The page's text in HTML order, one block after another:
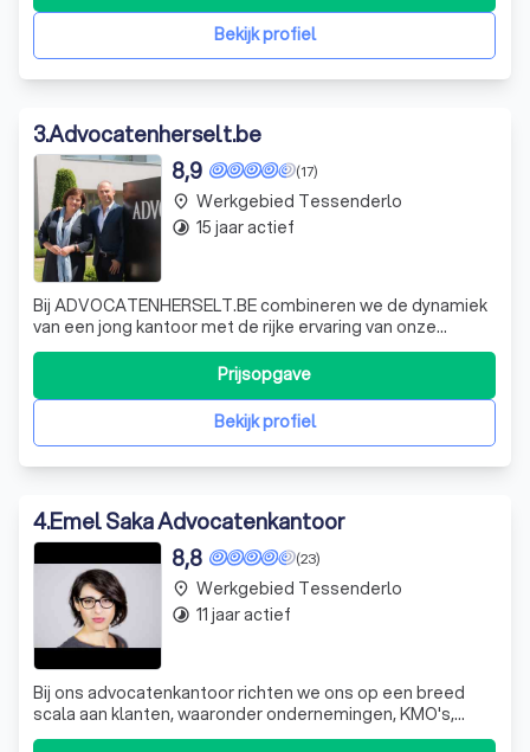
Bekijk profiel
3.Advocatenherselt.be
(17)
8,9
Bij ADVOCATENHERSELT.BE combineren we de dynamiek
van een jong kantoor met de rijke ervaring van onze
advocaten, die elk meer dan 30 jaar aan de Balie hebben.
Onze ambitie is om topkwaliteit dienstverlening te
leveren, en dat doen we door een persoonlijke aanpak van
uw dossier. Wij behandelen uw zaa
Bekijk profiel
Prijsopgave
place Werkgebied Tessenderlo
timelapse 15 jaar actief
4.Emel Saka Advocatenkantoor
(23)
8,8
Bij ons advocatenkantoor richten we ons op een breed
scala aan klanten, waaronder ondernemingen, KMO's,
zelfstandigen en particulieren. Onze jarenlange ervaring
place Werkgebied Tessenderlo
timelapse 11 jaar actief